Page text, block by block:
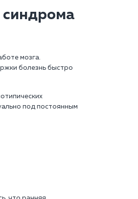
синдрома
мозга.
болезнь быстро
под постоянным